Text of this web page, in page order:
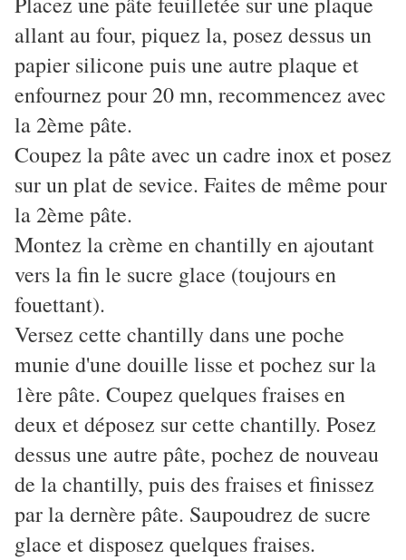
allant au four, piquez la, posez dessus un
papier silicone puis une autre plaque et
enfournez pour 20 mn, recommencez avec
la 2ème pâte.
Coupez la pâte avec un cadre inox et posez
sur un plat de sevice. Faites de même pour
la 2ème pâte.
Montez la crème en chantilly en ajoutant
vers la fin le sucre glace (toujours en
fouettant).
Versez cette chantilly dans une poche
munie d'une douille lisse et pochez sur la
1ère pâte. Coupez quelques fraises en
deux et déposez sur cette chantilly. Posez
dessus une autre pâte, pochez de nouveau
de la chantilly, puis des fraises et finissez
par la dernère pâte. Saupoudrez de sucre
glace et disposez quelques fraises.